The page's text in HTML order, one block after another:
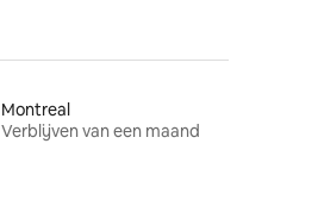
Montreal
Verblijven van een maand